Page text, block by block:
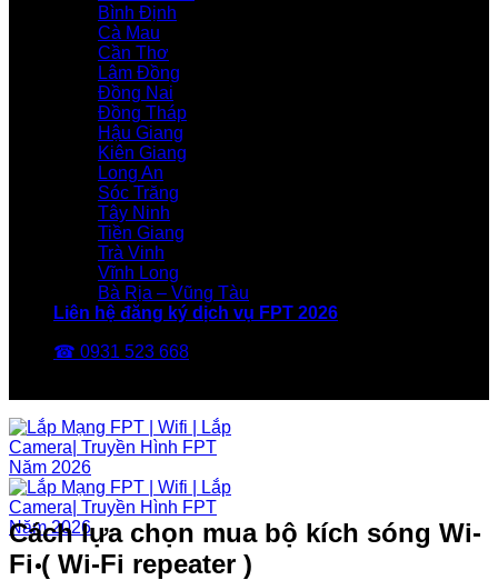
Bình Định
Cà Mau
Cần Thơ
Lâm Đồng
Đồng Nai
Đồng Tháp
Hậu Giang
Kiên Giang
Long An
Sóc Trăng
Tây Ninh
Tiền Giang
Trà Vinh
Vĩnh Long
Bà Rịa – Vũng Tàu
Liên hệ đăng ký dịch vụ FPT 2026
☎ 0931 523 668
Cách lựa chọn mua bộ kích sóng Wi-
Fi ( Wi-Fi repeater )